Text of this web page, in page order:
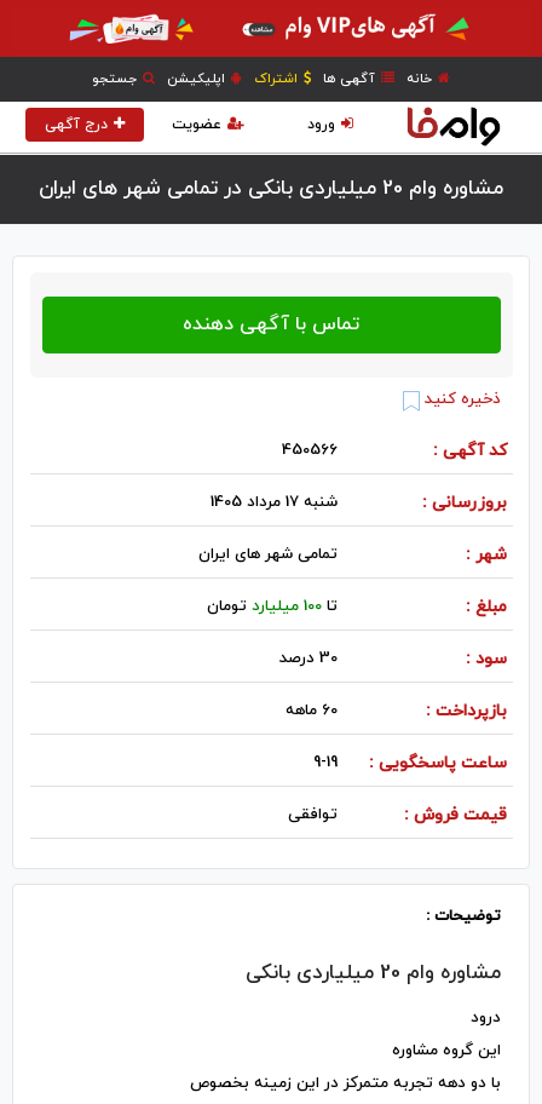
خانه آگهی ها اشتراک اپلیکیشن جستجو
درج آگهی عضویت ورود
مشاوره وام 20 میلیاردی بانکی در تمامی شهر های ایران
ذخیره کنید
کد آگهی : 450566
بروزرسانی : شنبه 17 مرداد 1405
شهر : تمامی شهر های ایران
مبلغ : تا100 میلیارد تومان
سود : 30 درصد
بازپرداخت : 60 ماهه
ساعت پاسخگویی : 9-19
قیمت فروش : توافقی
توضیحات :
مشاوره وام 20 میلیاردی بانکی
درود
این گروه مشاوره
با دو دهه تجربه متمرکز در این زمینه بخصوص